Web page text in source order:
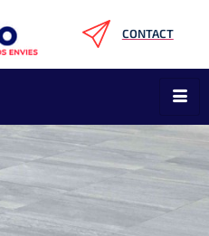
CONTACT